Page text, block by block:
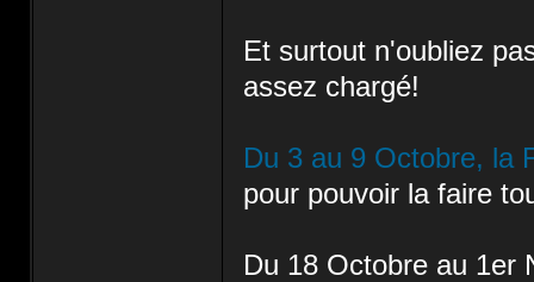
Et surtout n'oubliez
assez chargé!
Du 3 au 9 Octobre, la
pour pouvoir la faire
Du 18 Octobre au 1er